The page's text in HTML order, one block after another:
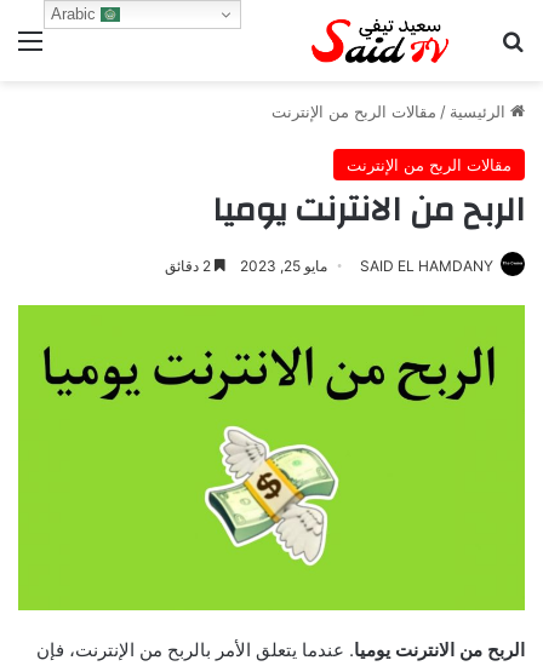
بحث عن
الرئيسية / مقالات الربح من الإنترنت
مقالات الربح من الإنترنت
الربح من الانترنت يوميا
SAID EL HAMDANY مايو 25, 2023
الربح من الانترنت يوميا. عندما يتعلق الأمر بالربح من الإنترنت، فإن